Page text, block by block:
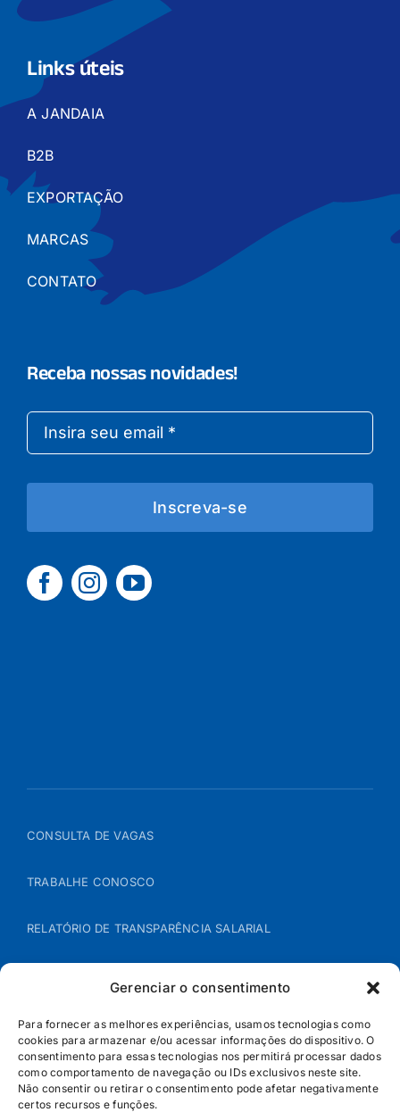
Gerenciar o consentimento
Para fornecer as melhores experiências, usamos tecnologias como
cookies para armazenar e/ou acessar informações do dispositivo. O
consentimento para essas tecnologias nos permitirá processar dados
como comportamento de navegação ou IDs exclusivos neste site.
Não consentir ou retirar o consentimento pode afetar negativamente
certos recursos e funções.
Links úteis
A JANDAIA
B2B
EXPORTAÇÃO
MARCAS
CONTATO
Receba nossas novidades!
Inscreva-se
CONSULTA DE VAGAS
TRABALHE CONOSCO
RELATÓRIO DE TRANSPARÊNCIA SALARIAL
POLÍTICA DE COOKIES
POLÍTICA DE PRIVACIDADE